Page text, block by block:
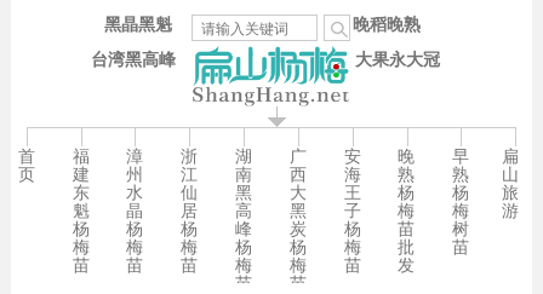
台湾黑高峰
晚稻晚熟
大果永大冠
黑晶黑魁
首
页
福
建
东
魁
杨
梅
苗
漳
州
水
晶
杨
梅
苗
浙
江
仙
居
杨
梅
苗
湖
南
黑
高
峰
杨
梅
苗
广
西
大
黑
炭
杨
梅
苗
安
海
王
子
杨
梅
苗
晚
熟
杨
梅
苗
批
发
早
熟
杨
梅
树
苗
扁
山
旅
游